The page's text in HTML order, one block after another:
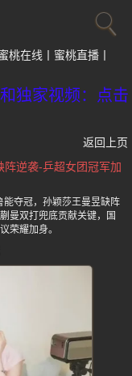
桃在线
蜜桃直播
独家视频：点击
返回上页
逆袭-乒超女团冠军加
夺冠，孙颖莎王曼昱缺阵
曼双打兜底贡献关键，国
荣耀加身。